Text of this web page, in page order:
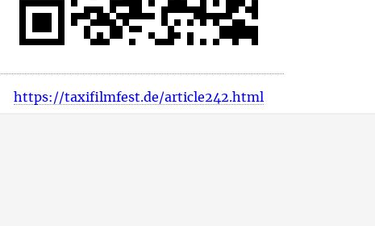
https://taxifilmfest.de/article242.html